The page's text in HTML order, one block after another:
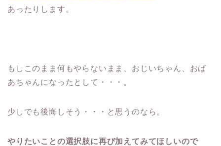
あったりします。
もしこのまま何もやらないまま、おじいちゃん、おば
あちゃんになったとして・・・。
少しでも後悔しそう・・・と思うのなら。
やりたいことの選択肢に再び加えてみてほしいので